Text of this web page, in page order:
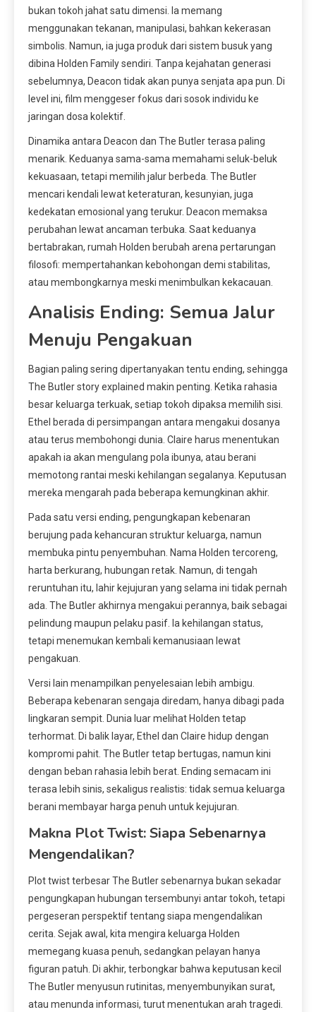
bukan tokoh jahat satu dimensi. Ia memang
menggunakan tekanan, manipulasi, bahkan kekerasan
simbolis. Namun, ia juga produk dari sistem busuk yang
dibina Holden Family sendiri. Tanpa kejahatan generasi
sebelumnya, Deacon tidak akan punya senjata apa pun. Di
level ini, film menggeser fokus dari sosok individu ke
jaringan dosa kolektif.
Dinamika antara Deacon dan The Butler terasa paling
menarik. Keduanya sama-sama memahami seluk-beluk
kekuasaan, tetapi memilih jalur berbeda. The Butler
mencari kendali lewat keteraturan, kesunyian, juga
kedekatan emosional yang terukur. Deacon memaksa
perubahan lewat ancaman terbuka. Saat keduanya
bertabrakan, rumah Holden berubah arena pertarungan
filosofi: mempertahankan kebohongan demi stabilitas,
atau membongkarnya meski menimbulkan kekacauan.
Analisis Ending: Semua Jalur
Menuju Pengakuan
Bagian paling sering dipertanyakan tentu ending, sehingga
The Butler story explained makin penting. Ketika rahasia
besar keluarga terkuak, setiap tokoh dipaksa memilih sisi.
Ethel berada di persimpangan antara mengakui dosanya
atau terus membohongi dunia. Claire harus menentukan
apakah ia akan mengulang pola ibunya, atau berani
memotong rantai meski kehilangan segalanya. Keputusan
mereka mengarah pada beberapa kemungkinan akhir.
Pada satu versi ending, pengungkapan kebenaran
berujung pada kehancuran struktur keluarga, namun
membuka pintu penyembuhan. Nama Holden tercoreng,
harta berkurang, hubungan retak. Namun, di tengah
reruntuhan itu, lahir kejujuran yang selama ini tidak pernah
ada. The Butler akhirnya mengakui perannya, baik sebagai
pelindung maupun pelaku pasif. Ia kehilangan status,
tetapi menemukan kembali kemanusiaan lewat
pengakuan.
Versi lain menampilkan penyelesaian lebih ambigu.
Beberapa kebenaran sengaja diredam, hanya dibagi pada
lingkaran sempit. Dunia luar melihat Holden tetap
terhormat. Di balik layar, Ethel dan Claire hidup dengan
kompromi pahit. The Butler tetap bertugas, namun kini
dengan beban rahasia lebih berat. Ending semacam ini
terasa lebih sinis, sekaligus realistis: tidak semua keluarga
berani membayar harga penuh untuk kejujuran.
Makna Plot Twist: Siapa Sebenarnya
Mengendalikan?
Plot twist terbesar The Butler sebenarnya bukan sekadar
pengungkapan hubungan tersembunyi antar tokoh, tetapi
pergeseran perspektif tentang siapa mengendalikan
cerita. Sejak awal, kita mengira keluarga Holden
memegang kuasa penuh, sedangkan pelayan hanya
figuran patuh. Di akhir, terbongkar bahwa keputusan kecil
The Butler menyusun rutinitas, menyembunyikan surat,
atau menunda informasi, turut menentukan arah tragedi.